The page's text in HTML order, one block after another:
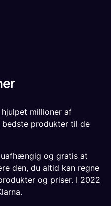
hjulpet millioner af
bedste produkter til de
og gratis at
den, du altid kan regne
og priser. I 2022